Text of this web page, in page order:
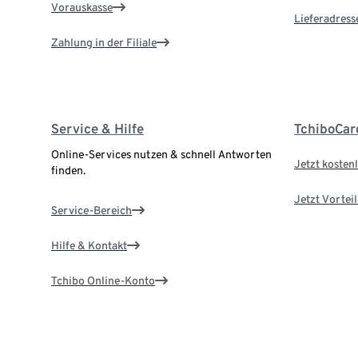
Vorauskasse
Zahlung in der Filiale
Service & Hilfe
Online-Services nutzen & schnell Antworten
finden.
Service-Bereich
Hilfe & Kontakt
Tchibo Online-Konto
Jetzt
Jetzt